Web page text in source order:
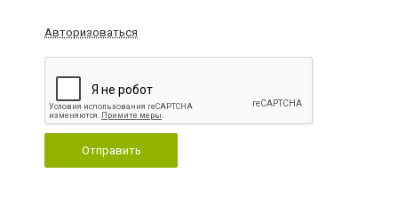
Авторизоваться
Отправить